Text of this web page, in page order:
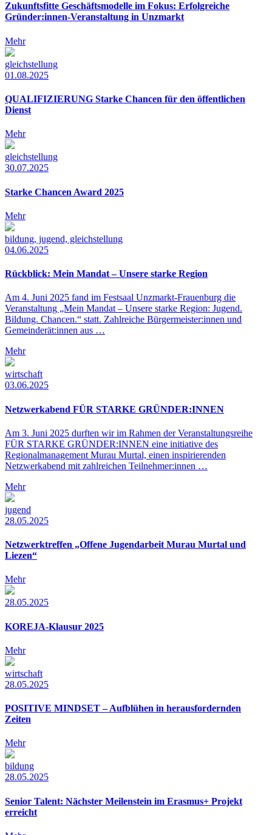
Zukunftsfitte Geschäftsmodelle im Fokus: Erfolgreiche
Gründer:innen-Veranstaltung in Unzmarkt
Mehr
gleichstellung
01.08.2025
QUALIFIZIERUNG Starke Chancen für den öffentlichen
Dienst
Mehr
gleichstellung
30.07.2025
Starke Chancen Award 2025
Mehr
bildung, jugend, gleichstellung
04.06.2025
Rückblick: Mein Mandat – Unsere starke Region
Am 4. Juni 2025 fand im Festsaal Unzmarkt-Frauenburg die
Veranstaltung „Mein Mandat – Unsere starke Region: Jugend.
Bildung. Chancen.“ statt. Zahlreiche Bürgermeister:innen und
Gemeinderät:innen aus …
Mehr
wirtschaft
03.06.2025
Netzwerkabend FÜR STARKE GRÜNDER:INNEN
Am 3. Juni 2025 durften wir im Rahmen der Veranstaltungsreihe
FÜR STARKE GRÜNDER:INNEN eine initiative des
Regionalmanagement Murau Murtal, einen inspirierenden
Netzwerkabend mit zahlreichen Teilnehmer:innen …
Mehr
jugend
28.05.2025
Netzwerktreffen „Offene Jugendarbeit Murau Murtal und
Liezen“
Mehr
28.05.2025
KOREJA-Klausur 2025
Mehr
wirtschaft
28.05.2025
POSITIVE MINDSET – Aufblühen in herausfordernden
Zeiten
Mehr
bildung
28.05.2025
Senior Talent: Nächster Meilenstein im Erasmus+ Projekt
erreicht